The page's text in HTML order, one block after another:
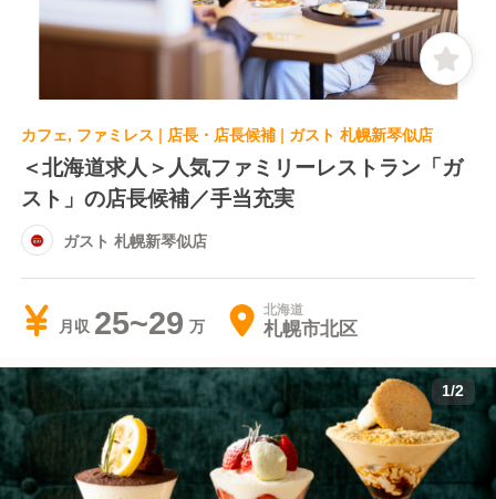
カフェ, ファミレス | 店長・店長候補 | ガスト 札幌新琴似店
＜北海道求人＞人気ファミリーレストラン「ガ
スト」の店長候補／手当充実
ガスト 札幌新琴似店
月収 25~29 北海道
札幌市北区
1/2